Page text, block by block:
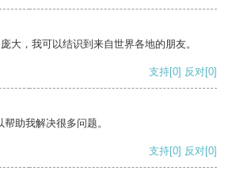
大，我可以结识到来自世界各地的朋友。
支持[0] 反对[0]
助我解决很多问题。
支持[0] 反对[0]